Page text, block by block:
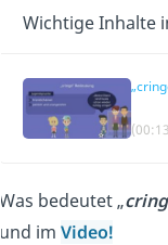
Wichtige Inhalte
Was bedeutet „
und im Video!